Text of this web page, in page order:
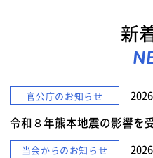
新
官公庁のお知らせ
令和８年熊本地震の影響を
当会からのお知らせ